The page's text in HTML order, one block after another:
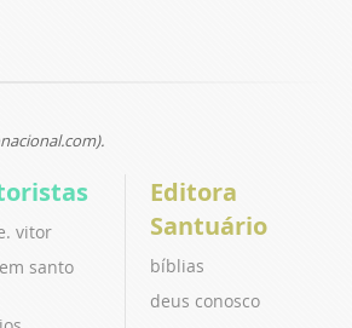
vitor
santo
Editora
Santuário
bíblias
deus conosco